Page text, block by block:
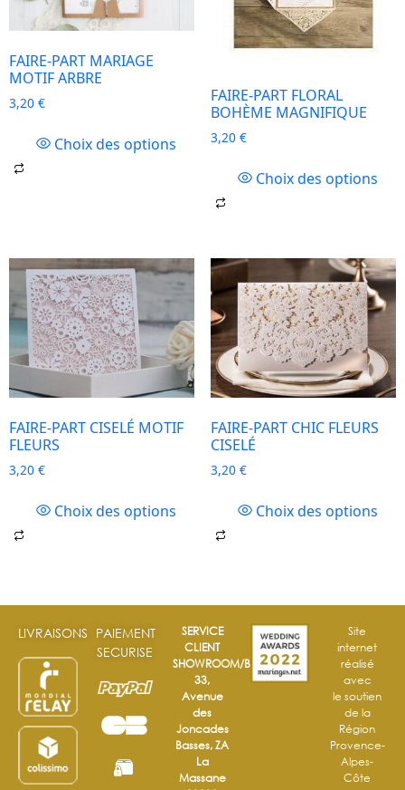
FAIRE-PART MARIAGE
MOTIF ARBRE
3,20 €
Choix des options
FAIRE-PART FLORAL
BOHÈME MAGNIFIQUE
3,20 €
Choix des options
FAIRE-PART CISELÉ MOTIF
FLEURS
3,20 €
Choix des options
FAIRE-PART CHIC FLEURS
CISELÉ
3,20 €
Choix des options
LIVRAISONS
PAIEMENT
SECURISE
SERVICE
CLIENT
SHOWROOM/BOUTIQUE
33,
Avenue
des
Joncades
Basses, ZA
La
Massane
Site
internet
réalisé
avec
le soutien
de la
Région
Provence-
Alpes-
Côte